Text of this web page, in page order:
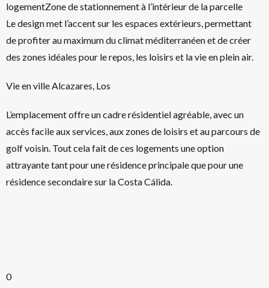
logementZone de stationnement à l’intérieur de la parcelle
Le design met l’accent sur les espaces extérieurs, permettant
de profiter au maximum du climat méditerranéen et de créer
des zones idéales pour le repos, les loisirs et la vie en plein air.
Vie en ville Alcazares, Los
L’emplacement offre un cadre résidentiel agréable, avec un
accès facile aux services, aux zones de loisirs et au parcours de
golf voisin. Tout cela fait de ces logements une option
attrayante tant pour une résidence principale que pour une
résidence secondaire sur la Costa Cálida.
0